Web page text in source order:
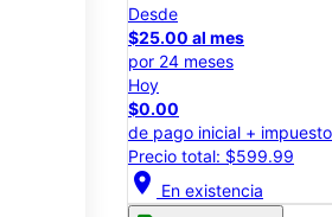
Desde
$25.00 al mes
por 24 meses
Hoy
$0.00
de pago inicial +
Precio total: $599.99
location_on En existencia